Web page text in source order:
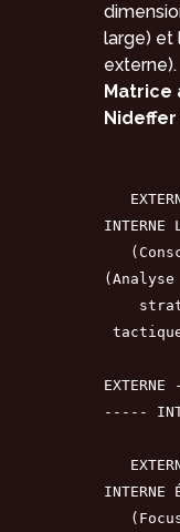
large) et
externe).
Matrice
Nideffer
INTERNE
(Analyse
-----
INTERNE